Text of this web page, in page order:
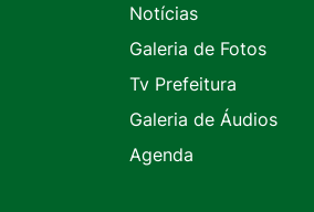
Notícias
Galeria de Fotos
Tv Prefeitura
Galeria de Áudios
Agenda